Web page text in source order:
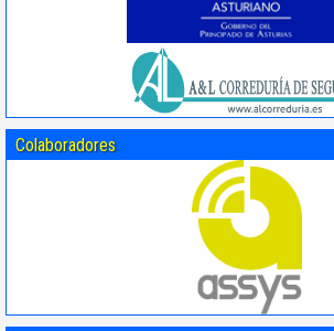
Colaboradores